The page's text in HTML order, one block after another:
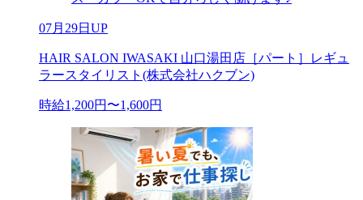
07月29日UP
HAIR SALON IWASAKI 山口湯田店［パート］レギュ
ラースタイリスト(株式会社ハクブン)
時給1,200円〜1,600円